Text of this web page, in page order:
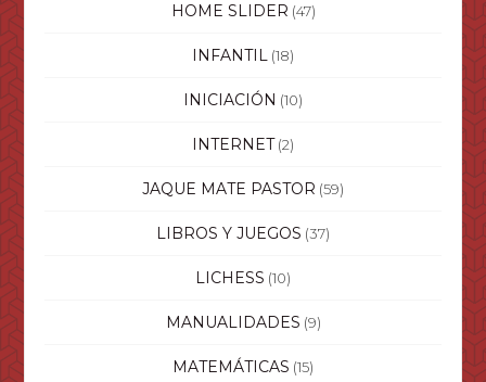
HOME SLIDER (47)
INFANTIL (18)
INICIACIÓN (10)
INTERNET(2)
JAQUE MATE PASTOR (59)
LIBROS Y JUEGOS (37)
LICHESS (10)
MANUALIDADES (9)
MATEMÁTICAS (15)